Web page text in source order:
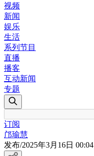
视频
新闻
娱乐
生活
系列节目
直播
播客
互动新闻
专题
订阅
邝瑜慧
发布/2025年3月16日 00:04